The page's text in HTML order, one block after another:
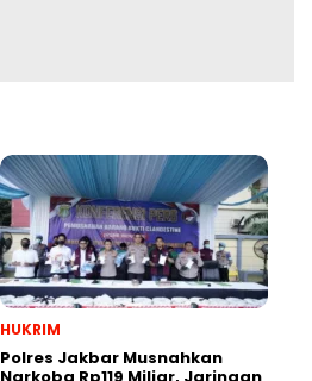
HUKRIM
Polres Jakbar Musnahkan